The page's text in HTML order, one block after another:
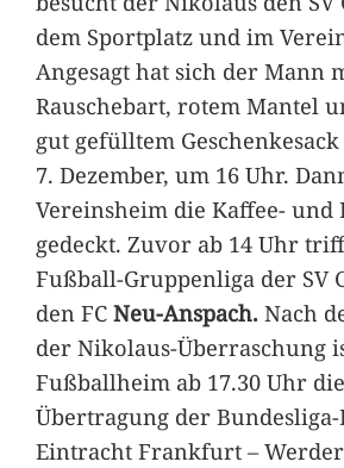
dem Sportplatz und im
Angesagt hat sich der Mann
Rauschebart, rotem Mantel
gut gefülltem
7. Dezember, um 16 Uhr.
Vereinsheim die Kaffee- und
gedeckt. Zuvor ab 14 Uhr
Fußball-Gruppenliga der SV
den FC Neu-Anspach.Nach
der Nikolaus-Überraschung
Fußballheim ab 17.30 Uhr
Übertragung der Bundesliga-
Eintracht Frankfurt –